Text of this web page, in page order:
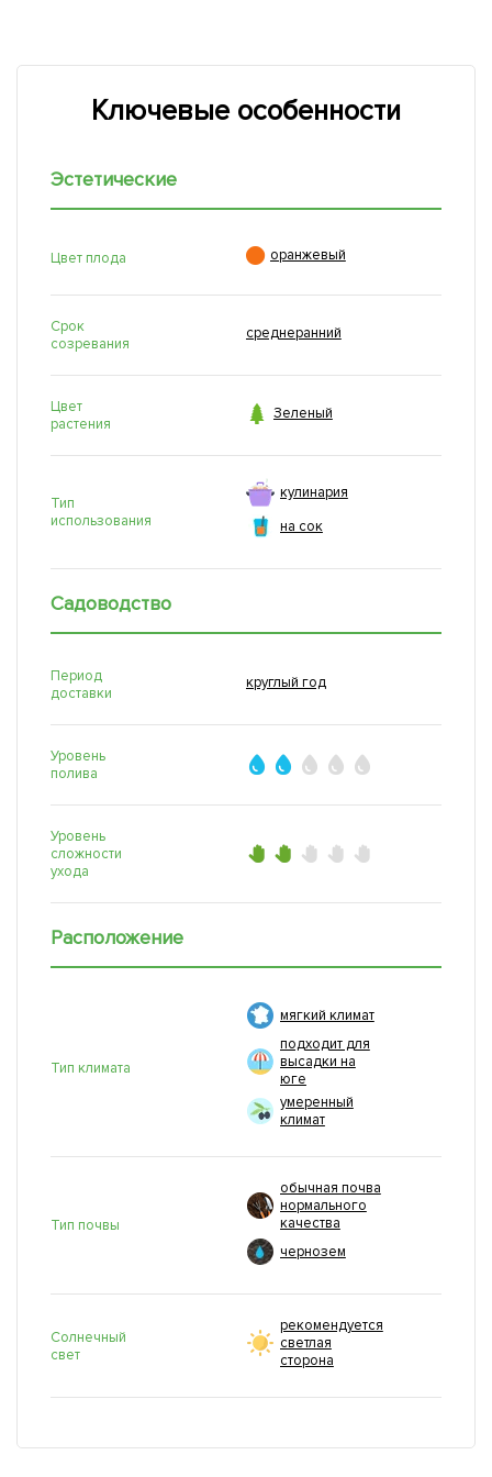
Ключевые особенности
Эстетические
Цвет плода  оранжевый
Срок
созревания
среднеранний
Цвет
растения
 Зеленый
Тип
использования
кулинария
на сок
Садоводство
Период
доставки
круглый год
Уровень
полива
Уровень
сложности
ухода
Расположение
Тип климата
мягкий климат
подходит для
высадки на
юге
умеренный
климат
Тип почвы
обычная почва
нормального
качества
чернозем
Солнечный
свет
рекомендуется
светлая
сторона